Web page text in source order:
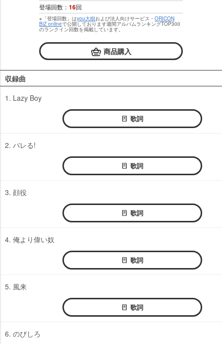
登場回数： 16回
※「登場回数」はyou大樹および法人向けサービス・ ORICON
BiZ onlineで公開しております週間アルバムランキングTOP300
のランクイン回数を掲載しています。
商品購入
収録曲
1. Lazy Boy
歌詞
2. バレる!
歌詞
3. 顔役
歌詞
4. 俺より偉い奴
歌詞
5. 風来
歌詞
6. のびしろ